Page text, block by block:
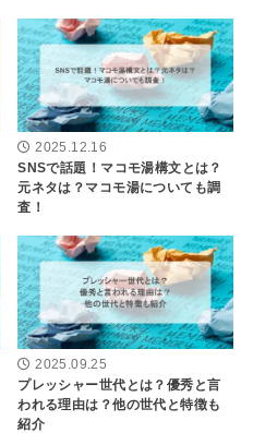
2025.12.16
SNSで話題！マコモ湯構文とは？
元ネタは？マコモ湯についても調
査！
2025.09.25
プレッシャー世代とは？優秀と言
われる理由は？他の世代と特徴も
紹介